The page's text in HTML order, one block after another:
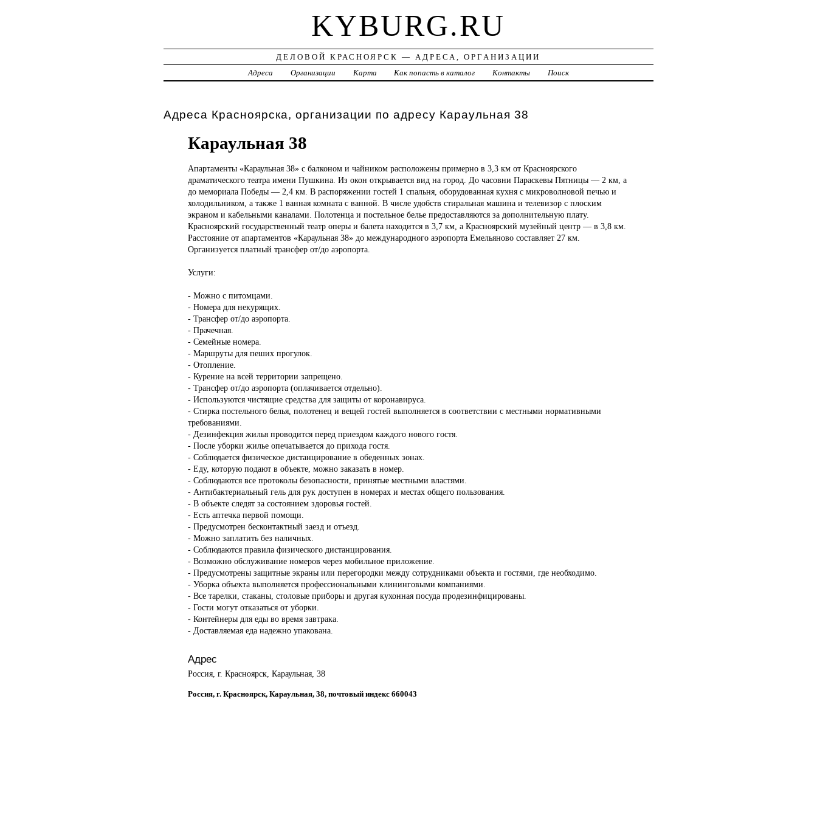
KYBURG.RU
ДЕЛОВОЙ КРАСНОЯРСК — АДРЕСА, ОРГАНИЗАЦИИ
Адреса
Организации Карта Как попасть в каталог Контакты Поиск
Адреса Красноярска, организации по адресу Караульная 38
Караульная 38
Апартаменты «Караульная 38» с балконом и чайником расположены примерно в 3,3 км от Красноярского
драматического театра имени Пушкина. Из окон открывается вид на город. До часовни Параскевы Пятницы — 2 км, а
до мемориала Победы — 2,4 км. В распоряжении гостей 1 спальня, оборудованная кухня с микроволновой печью и
холодильником, а также 1 ванная комната с ванной. В числе удобств стиральная машина и телевизор с плоским
экраном и кабельными каналами. Полотенца и постельное белье предоставляются за дополнительную плату.
Красноярский государственный театр оперы и балета находится в 3,7 км, а Красноярский музейный центр — в 3,8 км.
Расстояние от апартаментов «Караульная 38» до международного аэропорта Емельяново составляет 27 км.
Организуется платный трансфер от/до аэропорта.
Услуги:
- Можно с питомцами.
- Номера для некурящих.
- Трансфер от/до аэропорта.
- Прачечная.
- Семейные номера.
- Маршруты для пеших прогулок.
- Отопление.
- Курение на всей территории запрещено.
- Трансфер от/до аэропорта (оплачивается отдельно).
- Используются чистящие средства для защиты от коронавируса.
- Стирка постельного белья, полотенец и вещей гостей выполняется в соответствии с местными нормативными
требованиями.
- Дезинфекция жилья проводится перед приездом каждого нового гостя.
- После уборки жилье опечатывается до прихода гостя.
- Соблюдается физическое дистанцирование в обеденных зонах.
- Еду, которую подают в объекте, можно заказать в номер.
- Соблюдаются все протоколы безопасности, принятые местными властями.
- Антибактериальный гель для рук доступен в номерах и местах общего пользования.
- В объекте следят за состоянием здоровья гостей.
- Есть аптечка первой помощи.
- Предусмотрен бесконтактный заезд и отъезд.
- Можно заплатить без наличных.
- Соблюдаются правила физического дистанцирования.
- Возможно обслуживание номеров через мобильное приложение.
- Предусмотрены защитные экраны или перегородки между сотрудниками объекта и гостями, где необходимо.
- Уборка объекта выполняется профессиональными клининговыми компаниями.
- Все тарелки, стаканы, столовые приборы и другая кухонная посуда продезинфицированы.
- Гости могут отказаться от уборки.
- Контейнеры для еды во время завтрака.
- Доставляемая еда надежно упакована.
Адрес
Россия, г. Красноярск, Караульная, 38
Россия, г. Красноярск, Караульная, 38, почтовый индекс 660043